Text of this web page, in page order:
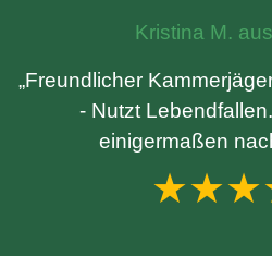
Kristina M.
„Freundlicher
- Nutzt
einigermaßen